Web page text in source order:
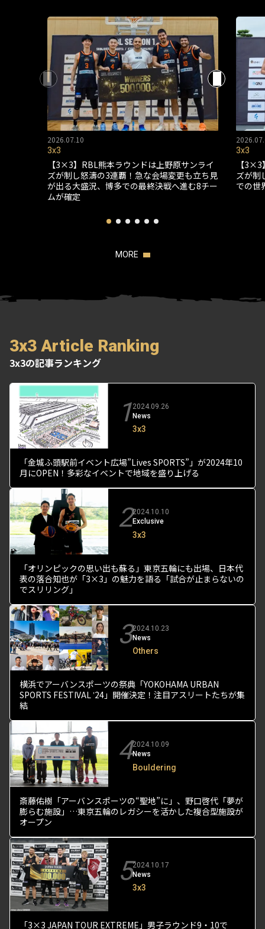
2026.07.10
3x3
【3×3】RBL熊本ラウンドは上野原サンライ
ズが制し怒濤の3連覇！急な会場変更も立ち見
が出る大盛況、博多での最終決戦へ進む8チー
ムが確定
3x3
【
ズが制
での世
MORE
3x3 Article Ranking
3x3の記事ランキング
12024.09.26
News
3x3
「金城ふ頭駅前イベント広場”Lives SPORTS”」が2024年10
月にOPEN！多彩なイベントで地域を盛り上げる
22024.10.10
Exclusive
3x3
「オリンピックの思い出も蘇る」東京五輪にも出場、日本代
表の落合知也が「3×3」の魅力を語る「試合が止まらないの
でスリリング」
32024.10.23
News
Others
横浜でアーバンスポーツの祭典「YOKOHAMA URBAN
SPORTS FESTIVAL ʼ24」開催決定！注目アスリートたちが集
結
42024.10.09
News
Bouldering
斎藤佑樹「アーバンスポーツの“聖地”に」、野口啓代「夢が
膨らむ施設」…東京五輪のレガシーを活かした複合型施設が
オープン
52024.10.17
News
3x3
「3×3 JAPAN TOUR EXTREME」男子ラウンド9・10で